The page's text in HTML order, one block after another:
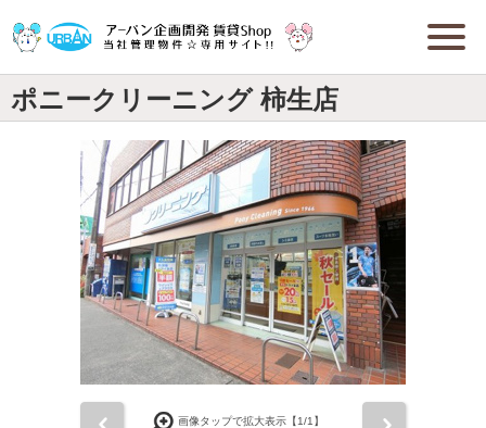
ポニークリーニング 柿生店
画像タップで拡大表示【1/1】